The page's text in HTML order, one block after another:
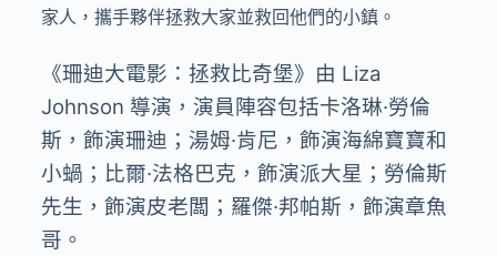
家人，攜手夥伴拯救大家並救回他們的小鎮。
《珊迪大電影：拯救比奇堡》由 Liza
Johnson 導演，演員陣容包括卡洛琳·勞倫
斯，飾演珊迪；湯姆·肯尼，飾演海綿寶寶和
小蝸；比爾·法格巴克，飾演派大星；勞倫斯
先生，飾演皮老闆；羅傑·邦帕斯，飾演章魚
哥。